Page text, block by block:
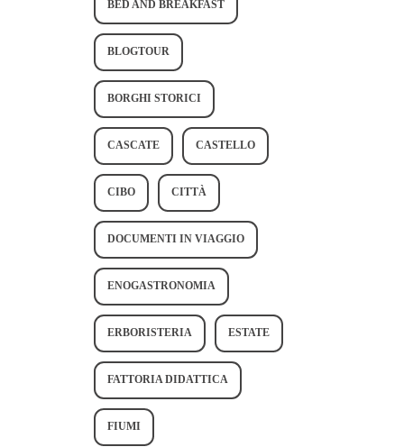
BED AND BREAKFAST
BLOGTOUR
BORGHI STORICI
CASCATE CASTELLO
CIBO CITTÀ
DOCUMENTI IN VIAGGIO
ENOGASTRONOMIA
ERBORISTERIA ESTATE
FATTORIA DIDATTICA
FIUMI